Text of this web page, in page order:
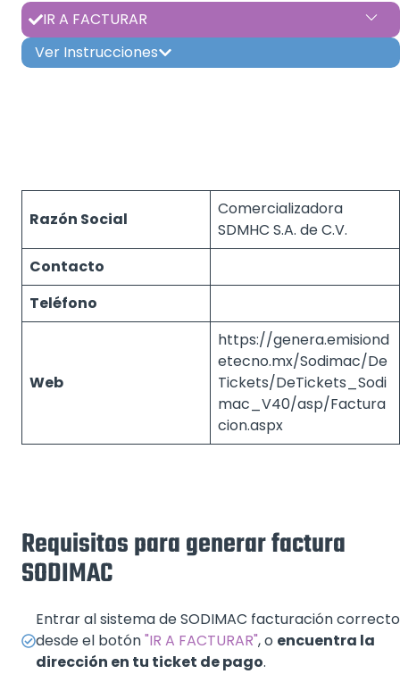
IR A FACTURAR
Ver Instrucciones
Razón Social
Comercializadora
SDMHC S.A. de C.V.
Contacto
Teléfono
Web
https://genera.emisiond
etecno.mx/Sodimac/De
Tickets/DeTickets_Sodi
mac_V40/asp/Factura
cion.aspx
Requisitos para generar factura
SODIMAC
Entrar al sistema de SODIMAC facturación correcto
desde el botón"IR A FACTURAR", o encuentra la
dirección en tu ticket de pago.